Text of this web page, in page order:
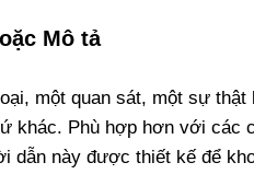
Mô tả
một quan sát, một sự thật
khác. Phù hợp hơn với các
dẫn này được thiết kế để